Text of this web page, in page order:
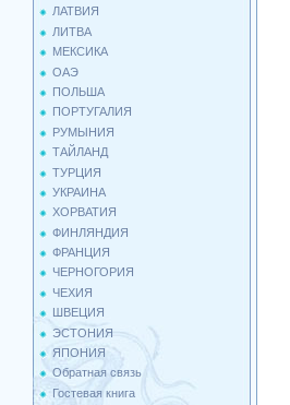
ЛАТВИЯ
ЛИТВА
МЕКСИКА
ОАЭ
ПОЛЬША
ПОРТУГАЛИЯ
РУМЫНИЯ
ТАЙЛАНД
ТУРЦИЯ
УКРАИНА
ХОРВАТИЯ
ФИНЛЯНДИЯ
ФРАНЦИЯ
ЧЕРНОГОРИЯ
ЧЕХИЯ
ШВЕЦИЯ
ЭСТОНИЯ
ЯПОНИЯ
Обратная связь
Гостевая книга